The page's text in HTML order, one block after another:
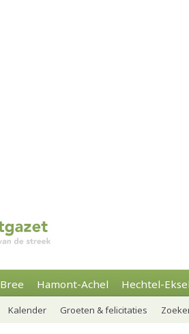
Bree Hamont-Achel Hechtel-
Kalender Groeten & felicitaties